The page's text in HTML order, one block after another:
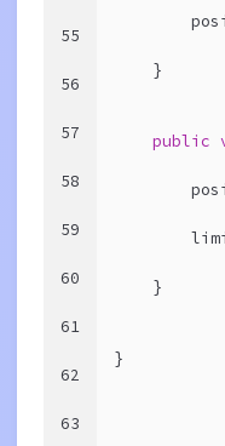
55
56
57
58
59
60
61
62
63
    }
public
    }
}